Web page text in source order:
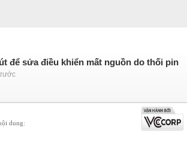
để sửa điều khiển mất nguồn do thối pin
dung: